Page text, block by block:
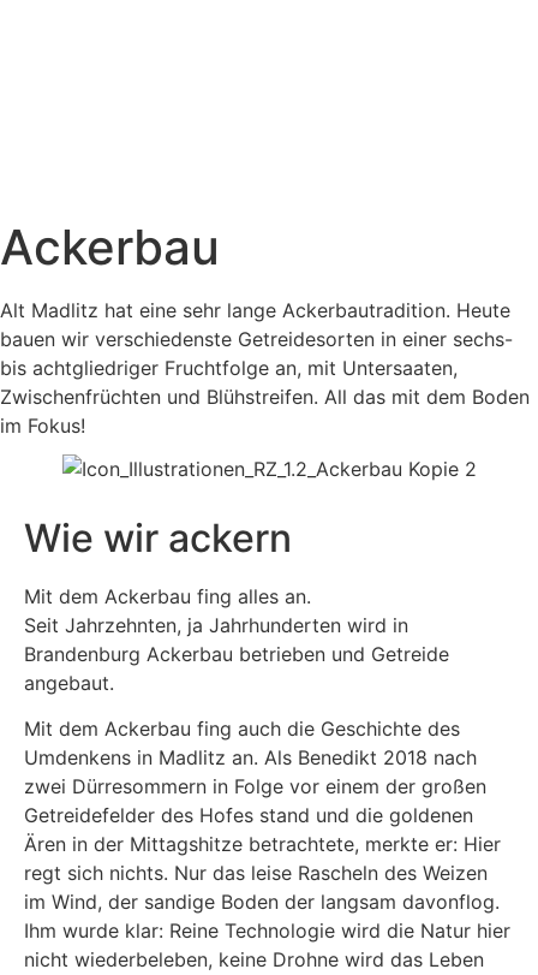
Ackerbau
Alt Madlitz hat eine sehr lange Ackerbautradition. Heute
bauen wir verschiedenste Getreidesorten in einer sechs-
bis achtgliedriger Fruchtfolge an, mit Untersaaten,
Zwischenfrüchten und Blühstreifen. All das mit dem Boden
im Fokus!
Wie wir ackern
Mit dem Ackerbau fing alles an.
Seit Jahrzehnten, ja Jahrhunderten wird in
Brandenburg Ackerbau betrieben und Getreide
angebaut.
Mit dem Ackerbau fing auch die Geschichte des
Umdenkens in Madlitz an. Als Benedikt 2018 nach
zwei Dürresommern in Folge vor einem der großen
Getreidefelder des Hofes stand und die goldenen
Ären in der Mittagshitze betrachtete, merkte er: Hier
regt sich nichts. Nur das leise Rascheln des Weizen
im Wind, der sandige Boden der langsam davonflog.
Ihm wurde klar: Reine Technologie wird die Natur hier
nicht wiederbeleben, keine Drohne wird das Leben